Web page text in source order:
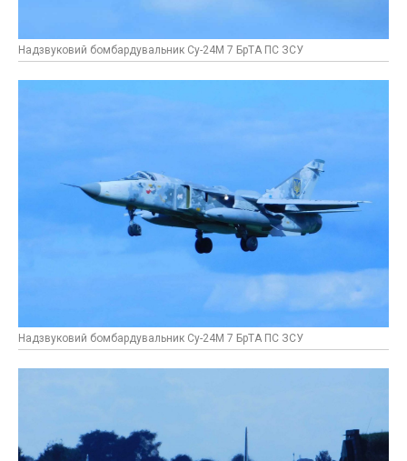
Надзвуковий бомбардувальник Су-24М 7 БрТА ПС ЗСУ
Надзвуковий бомбардувальник Су-24М 7 БрТА ПС ЗСУ